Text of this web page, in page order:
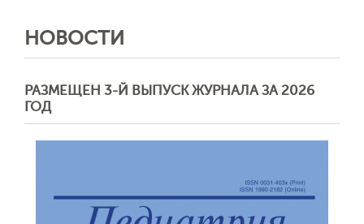
НОВОСТИ
РАЗМЕЩЕН 3-Й ВЫПУСК ЖУРНАЛА ЗА 2026
ГОД